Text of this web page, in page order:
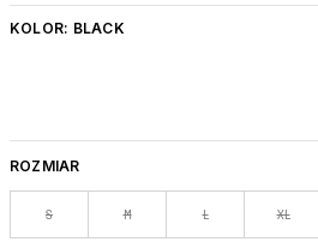
KOLOR: BLACK
ROZMIAR
S M L XL